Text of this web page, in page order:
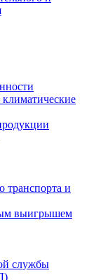
транспорта и
выигрышем
службы